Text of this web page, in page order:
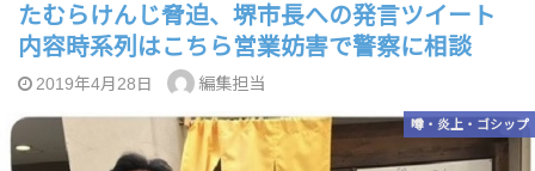
たむらけんじ脅迫、堺市長への発言ツイート
内容時系列はこちら営業妨害で警察に相談
2019年4月28日 編集担当
噂・炎上・ゴシップ